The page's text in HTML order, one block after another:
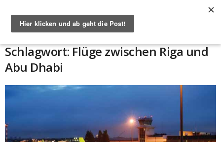
Schlagwort: Flüge zwischen Riga und
Abu Dhabi